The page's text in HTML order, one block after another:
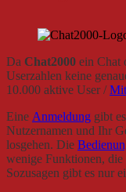
Da Chat2000 ein Chat
Userzahlen keine
10.000 aktive User /
Eine Anmeldung gibt
Nutzernamen und Ihr
losgehen. Die
wenige Funktionen, die
Sozusagen gibt es nur